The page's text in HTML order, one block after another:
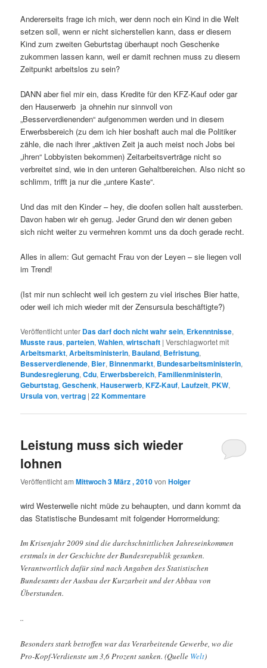
Andererseits frage ich mich, wer denn noch ein Kind in die Welt
setzen soll, wenn er nicht sicherstellen kann, dass er diesem
Kind zum zweiten Geburtstag überhaupt noch Geschenke
zukommen lassen kann, weil er damit rechnen muss zu diesem
Zeitpunkt arbeitslos zu sein?
DANN aber fiel mir ein, dass Kredite für den KFZ-Kauf oder gar
den Hauserwerb ja ohnehin nur sinnvoll von
„Besserverdienenden“ aufgenommen werden und in diesem
Erwerbsbereich (zu dem ich hier boshaft auch mal die Politiker
zähle, die nach ihrer „aktiven Zeit ja auch meist noch Jobs bei
„ihren“ Lobbyisten bekommen) Zeitarbeitsverträge nicht so
verbreitet sind, wie in den unteren Gehaltbereichen. Also nicht so
schlimm, trifft ja nur die „untere Kaste“.
Und das mit den Kinder – hey, die doofen sollen halt aussterben.
Davon haben wir eh genug. Jeder Grund den wir denen geben
sich nicht weiter zu vermehren kommt uns da doch gerade recht.
Alles in allem: Gut gemacht Frau von der Leyen – sie liegen voll
im Trend!
(Ist mir nun schlecht weil ich gestern zu viel irisches Bier hatte,
oder weil ich mich wieder mit der Zensursula beschäftigte?)
Veröffentlicht unter Das darf doch nicht wahr sein, Erkenntnisse,
Musste raus,parteien,Wahlen,wirtschaft |Verschlagwortet mit
Arbeitsmarkt,Arbeitsministerin, Bauland, Befristung,
Besserverdienende, Bier, Binnenmarkt, Bundesarbeitsministerin,
Bundesregierung,Cdu, Erwerbsbereich,Familienministerin,
Geburtstag,Geschenk,Hauserwerb,KFZ-Kauf, Laufzeit, PKW,
Ursula von,vertrag |22Kommentare
Leistung muss sich wieder
lohnen
Veröffentlicht amMittwoch 3 März , 2010vonHolger
wird Westerwelle nicht müde zu behaupten, und dann kommt da
das Statistische Bundesamt mit folgender Horrormeldung:
Im Krisenjahr 2009 sind die durchschnittlichen Jahreseinkommen
erstmals in der Geschichte der Bundesrepublik gesunken.
Verantwortlich dafür sind nach Angaben des Statistischen
Bundesamts der Ausbau der Kurzarbeit und der Abbau von
Überstunden.
..
Besonders stark betroffen war das Verarbeitende Gewerbe, wo die
Pro-Kopf-Verdienste um 3,6 Prozent sanken. (Quelle Welt)